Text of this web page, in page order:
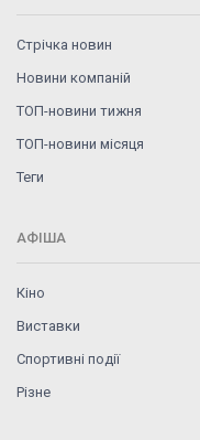
Стрічка новин
Новини компаній
ТОП-новини тижня
ТОП-новини місяця
Теги
АФІША
Кіно
Виставки
Спортивні події
Різне